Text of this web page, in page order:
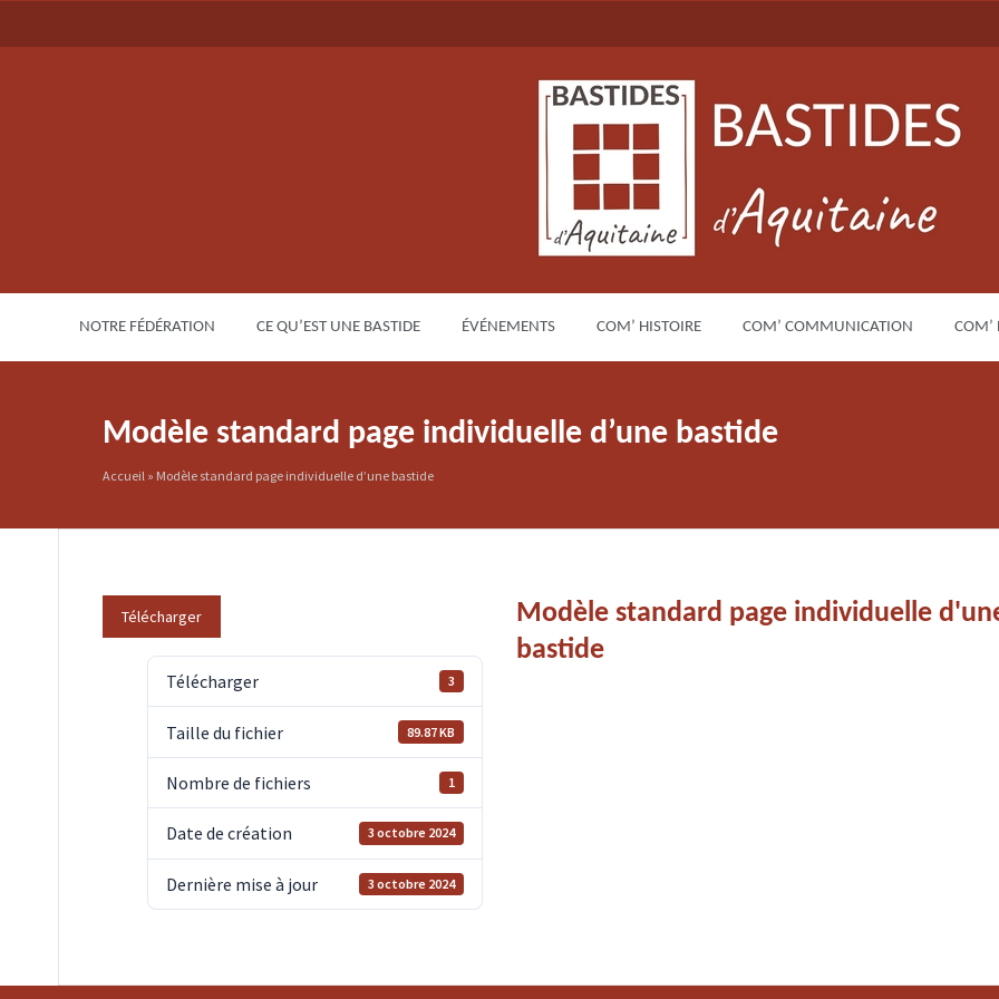
NOTRE FÉDÉRATION CE QU’EST UNE BASTIDE ÉVÉNEMENTS COM’ HISTOIRE COM’ COMMUNICATION COM’
Modèle standard page individuelle d’une bastide
Accueil » Modèle standard page individuelle d’une bastide
Télécharger
Télécharger 3
Taille du fichier 89.87 KB
Nombre de fichiers 1
Date de création 3 octobre 2024
Dernière mise à jour 3 octobre 2024
Modèle standard page individuelle
bastide